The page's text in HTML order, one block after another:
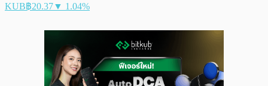
KUB฿20.37▼ 1.04%